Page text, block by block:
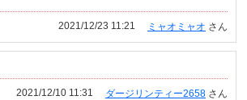
ミャオミャオ さん
2021/12/23 11:21
ダージリンティー2658 さん
2021/12/10 11:31